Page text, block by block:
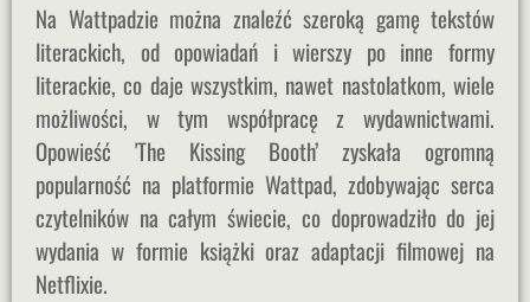
Na Wattpadzie można znaleźć szeroką gamę tekstów
literackich, od opowiadań i wierszy po inne formy
literackie, co daje wszystkim, nawet nastolatkom, wiele
możliwości, w tym współpracę z wydawnictwami.
Opowieść 'The Kissing Booth’ zyskała ogromną
popularność na platformie Wattpad, zdobywając serca
czytelników na całym świecie, co doprowadziło do jej
wydania w formie książki oraz adaptacji filmowej na
Netflixie.